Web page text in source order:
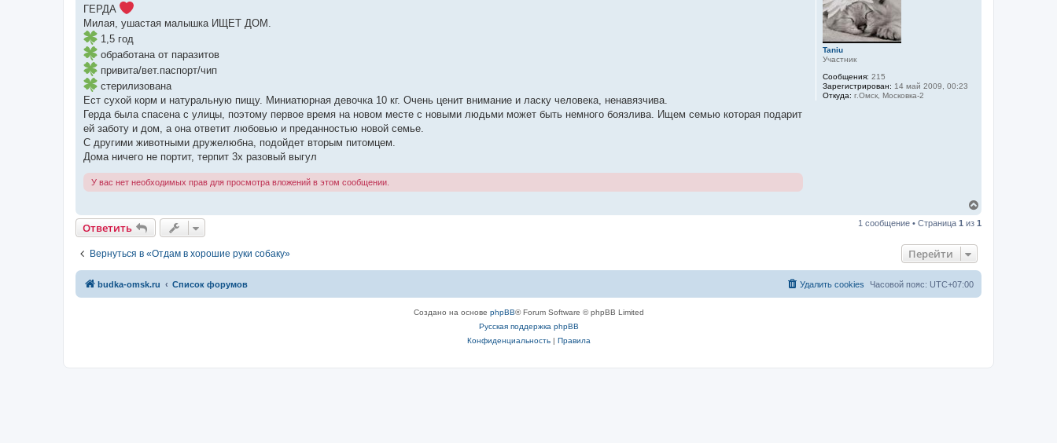
Taniu
Участник
Сообщения: 215
Зарегистрирован: 14 май 2009, 00:23
Откуда: г.Омск, Московка-2
о
б
щ
е
н
и
е
ГЕРДА
Милая, ушастая малышка ИЩЕТ ДОМ.
1,5 год
обработана от паразитов
привита/вет.паспорт/чип
стерилизована
Ест сухой корм и натуральную пищу. Миниатюрная девочка 10 кг. Очень ценит внимание и ласку человека, ненавязчива.
Герда была спасена с улицы, поэтому первое время на новом месте с новыми людьми может быть немного боязлива. Ищем семью которая подарит
ей заботу и дом, а она ответит любовью и преданностью новой семье.
С другими животными дружелюбна, подойдет вторым питомцем.
Дома ничего не портит, терпит 3х разовый выгул
У вас нет необходимых прав для просмотра вложений в этом сообщении.
р
я
у
Ответить 1 сообщение • Страница 1 из 1
Вернуться в «Отдам в хорошие руки собаку» Перейти
budka-omsk.ru Список форумов Часовой пояс: UTC+07:00
Удалить cookies
Создано на основе phpBB® Forum Software © phpBB Limited
Русская поддержка phpBB
Конфиденциальность| Правила